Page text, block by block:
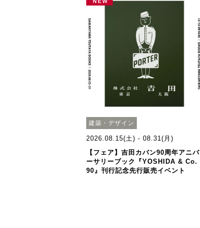
建築・デザイン
2026.08.15(土) - 08.31(月)
【フェア】吉田カバン90周年アニバ
ーサリーブック『YOSHIDA & Co.
90』刊行記念先行販売イベント